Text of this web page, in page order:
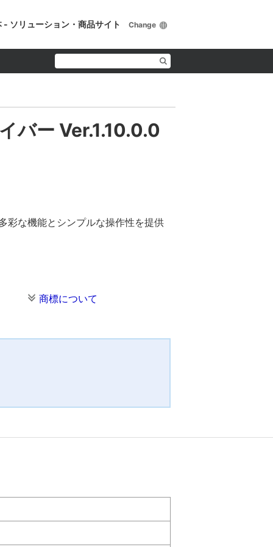
- ソリューション・商品サイト Change
バー Ver.1.10.0.0
彩な機能とシンプルな操作性を提供
商標について